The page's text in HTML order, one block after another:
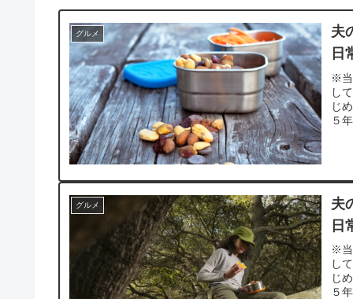
グルメ
夫
日
※当
し
じ
５
グルメ
夫
日
※当
し
じ
５